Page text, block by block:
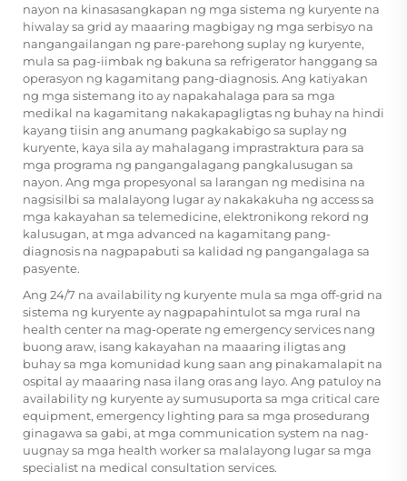
nayon na kinasasangkapan ng mga sistema ng kuryente na
hiwalay sa grid ay maaaring magbigay ng mga serbisyo na
nangangailangan ng pare-parehong suplay ng kuryente,
mula sa pag-iimbak ng bakuna sa refrigerator hanggang sa
operasyon ng kagamitang pang-diagnosis. Ang katiyakan
ng mga sistemang ito ay napakahalaga para sa mga
medikal na kagamitang nakakapagligtas ng buhay na hindi
kayang tiisin ang anumang pagkakabigo sa suplay ng
kuryente, kaya sila ay mahalagang imprastraktura para sa
mga programa ng pangangalagang pangkalusugan sa
nayon. Ang mga propesyonal sa larangan ng medisina na
nagsisilbi sa malalayong lugar ay nakakakuha ng access sa
mga kakayahan sa telemedicine, elektronikong rekord ng
kalusugan, at mga advanced na kagamitang pang-
diagnosis na nagpapabuti sa kalidad ng pangangalaga sa
pasyente.
Ang 24/7 na availability ng kuryente mula sa mga off-grid na
sistema ng kuryente ay nagpapahintulot sa mga rural na
health center na mag-operate ng emergency services nang
buong araw, isang kakayahan na maaaring iligtas ang
buhay sa mga komunidad kung saan ang pinakamalapit na
ospital ay maaaring nasa ilang oras ang layo. Ang patuloy na
availability ng kuryente ay sumusuporta sa mga critical care
equipment, emergency lighting para sa mga prosedurang
ginagawa sa gabi, at mga communication system na nag-
uugnay sa mga health worker sa malalayong lugar sa mga
specialist na medical consultation services.